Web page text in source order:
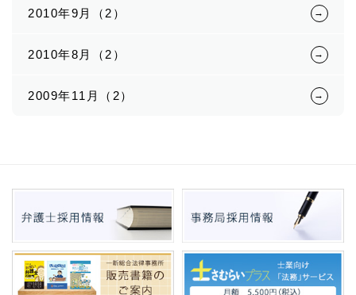
2010年9月（2）
2010年8月（2）
2009年11月（2）